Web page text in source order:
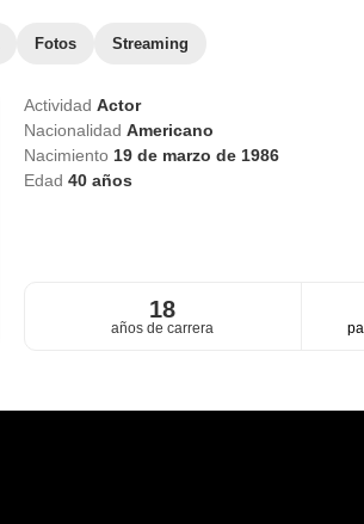
Fotos Streaming
Actividad Actor
Nacionalidad Americano
Nacimiento 19 de marzo de 1986
Edad 40años
18
años de carrera